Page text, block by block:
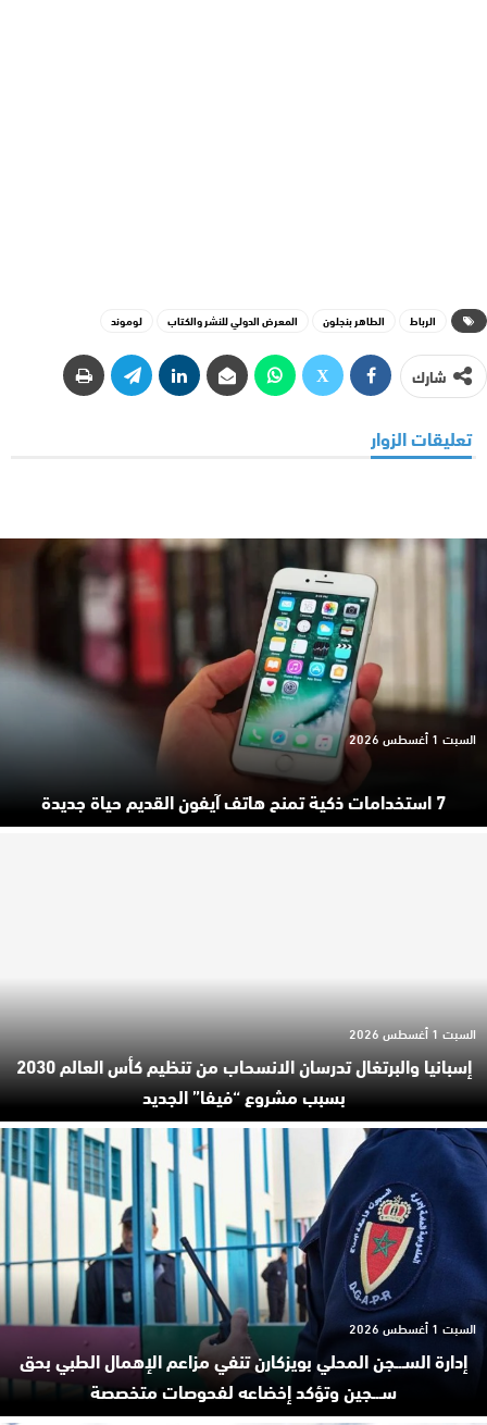
الرباط الطاهر بنجلون المعرض الدولي للنشر والكتاب لوموند
شارك
تعليقات الزوار
7 استخدامات ذكية تمنح هاتف آيفون القديم حياة جديدة
السبت 1 أغسطس 2026
إسبانيا والبرتغال تدرسان الانسحاب من تنظيم كأس العالم 2030
بسبب مشروع “فيفا” الجديد
السبت 1 أغسطس 2026
إدارة السـ.ـجن المحلي بويزكارن تنفي مزاعم الإهمال الطبي بحق
سـ.ـجين وتؤكد إخضاعه لفحوصات متخصصة
السبت 1 أغسطس 2026